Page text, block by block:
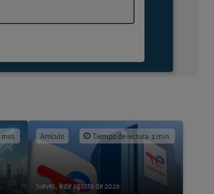
min. Artículo Tiempo de lectura: 2 min.
jueves, 6 de agosto de 2026